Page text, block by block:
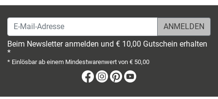
E-Mail-Adresse
Beim Newsletter anmelden und € 10,00 Gutschein erhalten
*
* Einlösbar ab einem Mindestwarenwert von € 50,00
Facebook
Instagram
Pinterest